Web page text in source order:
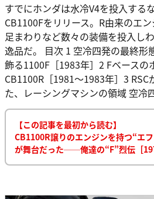
すでにホンダは水冷V4を投入する
CB1100Fをリリース。R由来のエ
足まわりなど数々の装備を投入し
逸品だ。 目次 1 空冷四発の最終
飾る1100F［1983年］2 Fベースの
CB1100R［1981～1983年］3
た、レーシングマシンの領域 空
【この記事を最初から読む】
CB1100R譲りのエンジンを持つ“エ
が舞台だった──俺達の“F”烈伝［